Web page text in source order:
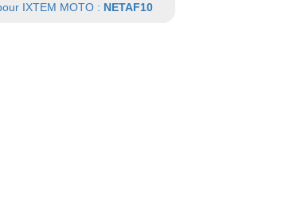
IXTEM MOTO : NETAF10